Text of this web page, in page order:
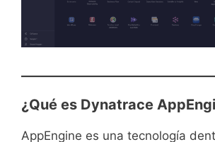
¿Qué es Dynatrace
AppEngine es una tecnología